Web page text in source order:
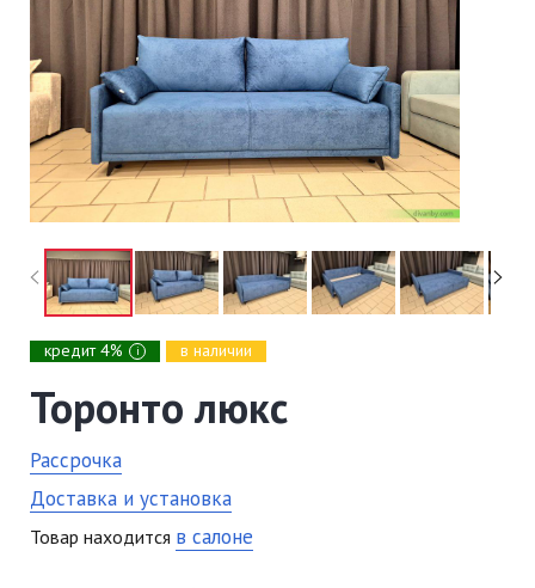
кредит 4% i в наличии
Торонто люкс
Рассрочка
Доставка и установка
Товар находится в салоне